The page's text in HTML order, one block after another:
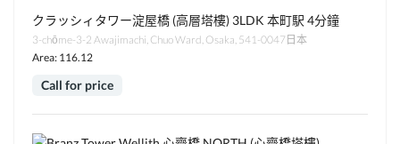
クラッシィタワー淀屋橋 (高層塔樓) 3LDK 本町駅 4分鐘
3-chōme-3-2 Awajimachi, Chuo Ward, Osaka, 541-0047日本
Area: 116.12
Call for price